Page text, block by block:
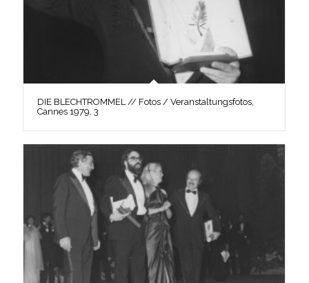
DIE BLECHTROMMEL // Fotos / Veranstaltungsfotos,
Cannes 1979, 3